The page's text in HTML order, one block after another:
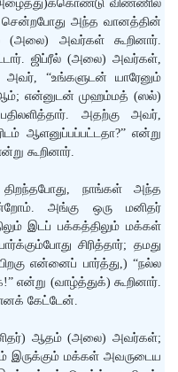
அழைத்து)க்கொண்டு விண்ணில்
சென்றபோது அந்த வானத்தின்
(அலை) அவர்கள் கூறினார்.
ஜிப்ரீல் (அலை) அவர்கள்,
அவர், “உங்களுடன் யாரேனும்
என்னுடன் முஹம்மத் (ஸல்)
அதற்கு அவர்,
ஆளனுப்பப்பட்டதா?” என்று
கூறினார்.
நாங்கள் அந்த
அங்கு ஒரு மனிதர்
இடப் பக்கத்திலும் மக்கள்
சிரித்தார்; தமது
என்னைப் பார்த்து,) “நல்ல
என்று (வாழ்த்துக்) கூறினார்.
எனக் கேட்டேன்.
ஆதம் (அலை) அவர்கள்;
இருக்கும் மக்கள் அவருடைய